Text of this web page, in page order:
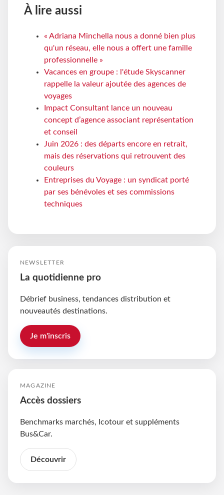
À lire aussi
« Adriana Minchella nous a donné bien plus
qu'un réseau, elle nous a offert une famille
professionnelle »
Vacances en groupe : l'étude Skyscanner
rappelle la valeur ajoutée des agences de
voyages
Impact Consultant lance un nouveau
concept d’agence associant représentation
et conseil
Juin 2026 : des départs encore en retrait,
mais des réservations qui retrouvent des
couleurs
Entreprises du Voyage : un syndicat porté
par ses bénévoles et ses commissions
techniques
NEWSLETTER
La quotidienne pro
Débrief business, tendances distribution et
nouveautés destinations.
Je m'inscris
MAGAZINE
Accès dossiers
Benchmarks marchés, Icotour et suppléments
Bus&Car.
Découvrir